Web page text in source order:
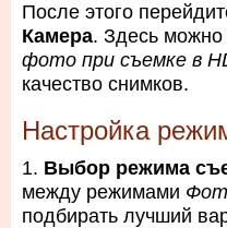
После этого
Камера. Здесь
фото при съемке в
качество снимков.
Настройка
Выбор режима
между режимами
подбирать лучший